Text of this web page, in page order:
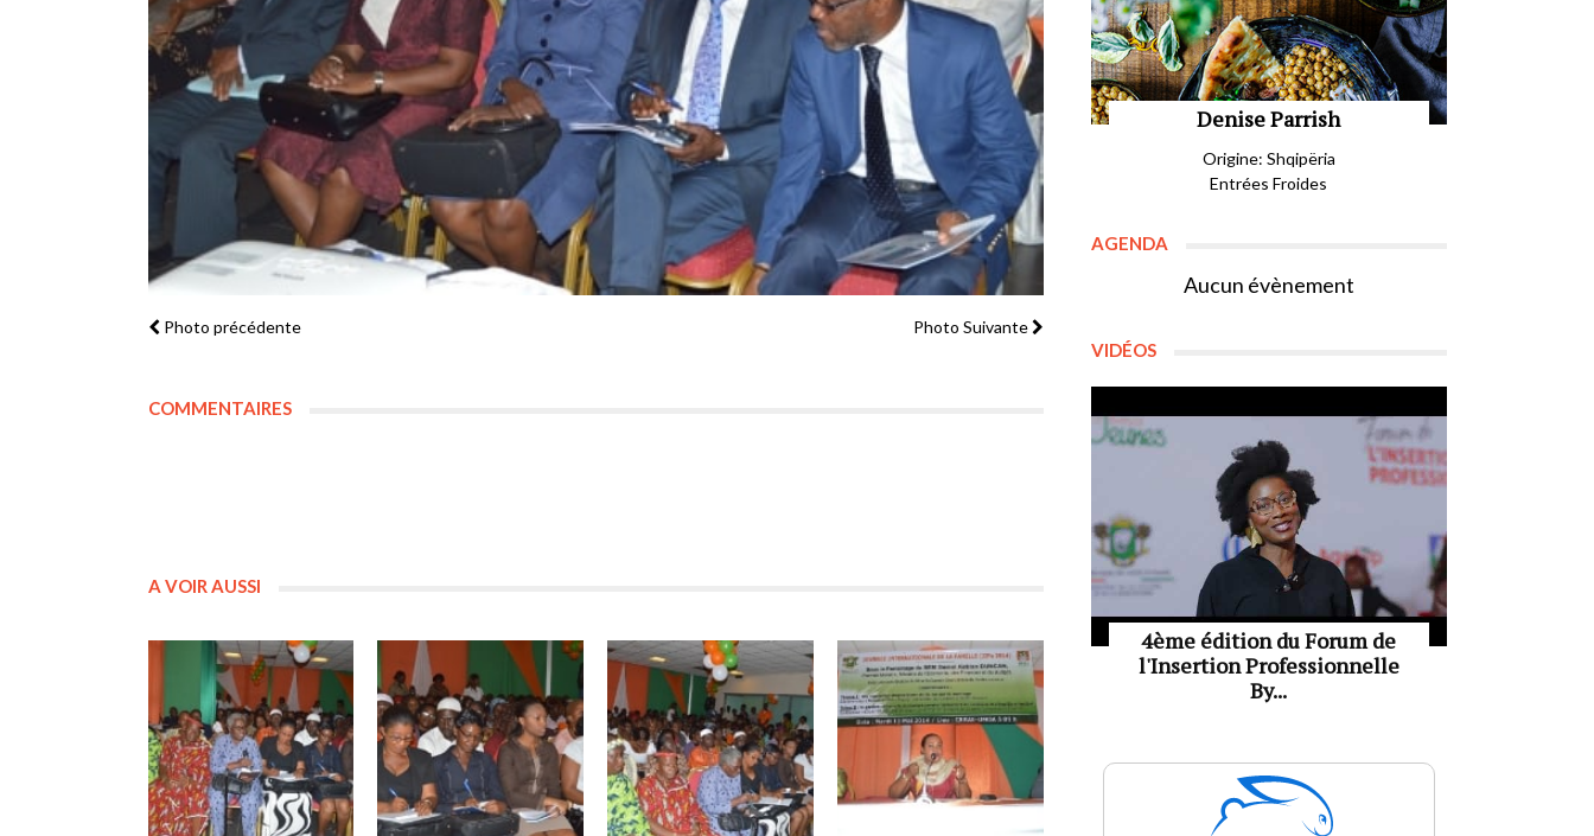
Photo précédente Photo Suivante
COMMENTAIRES
A VOIR AUSSI
Denise Parrish
Origine: Shqipëria
Entrées Froides
AGENDA
Aucun évènement
VIDÉOS
4ème édition du Forum de
l'Insertion Professionnelle
By...